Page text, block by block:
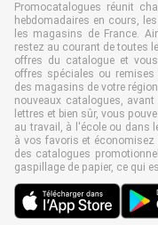
Promocatalogues réunit
hebdomadaires en cours,
les magasins de France.
restez au courant de toutes
offres du catalogue et
offres spéciales ou
des magasins de votre
nouveaux catalogues,
lettres et bien sûr, vous
au travail, à l'école ou dans
à vos favoris et économisez
des catalogues
gaspillage de papier, ce qui